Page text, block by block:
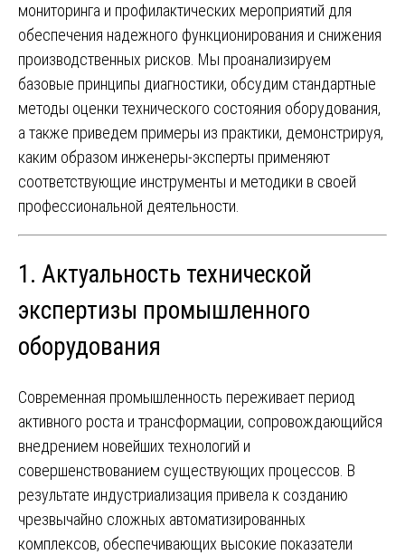
мониторинга и профилактических мероприятий для
обеспечения надежного функционирования и снижения
производственных рисков. Мы проанализируем
базовые принципы диагностики, обсудим стандартные
методы оценки технического состояния оборудования,
а также приведем примеры из практики, демонстрируя,
каким образом инженеры-эксперты применяют
соответствующие инструменты и методики в своей
профессиональной деятельности.
1. Актуальность технической
экспертизы промышленного
оборудования
Современная промышленность переживает период
активного роста и трансформации, сопровождающийся
внедрением новейших технологий и
совершенствованием существующих процессов. В
результате индустриализация привела к созданию
чрезвычайно сложных автоматизированных
комплексов, обеспечивающих высокие показатели